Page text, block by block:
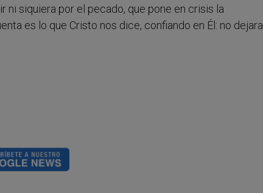
ni siquiera por el pecado, que pone en crisis la
es lo que Cristo nos dice, confiando en Él: no dejara